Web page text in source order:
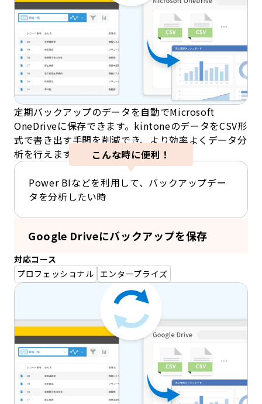
定期バックアップのデータを自動でMicrosoft
OneDriveに保存できます。kintoneのデータをCSV形
式で書き出す手間を削減でき、より効率よくデータ分
析を行えます。
こんな時に便利！
Power BIなどを利用して、バックアップデー
タを分析したい時
Google Driveにバックアップを保存
対応コース
プロフェッショナル エンタープライズ